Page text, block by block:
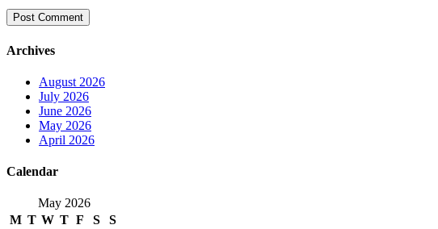
Archives
August 2026
July 2026
June 2026
May 2026
April 2026
Calendar
May 2026
M T W T F S
S